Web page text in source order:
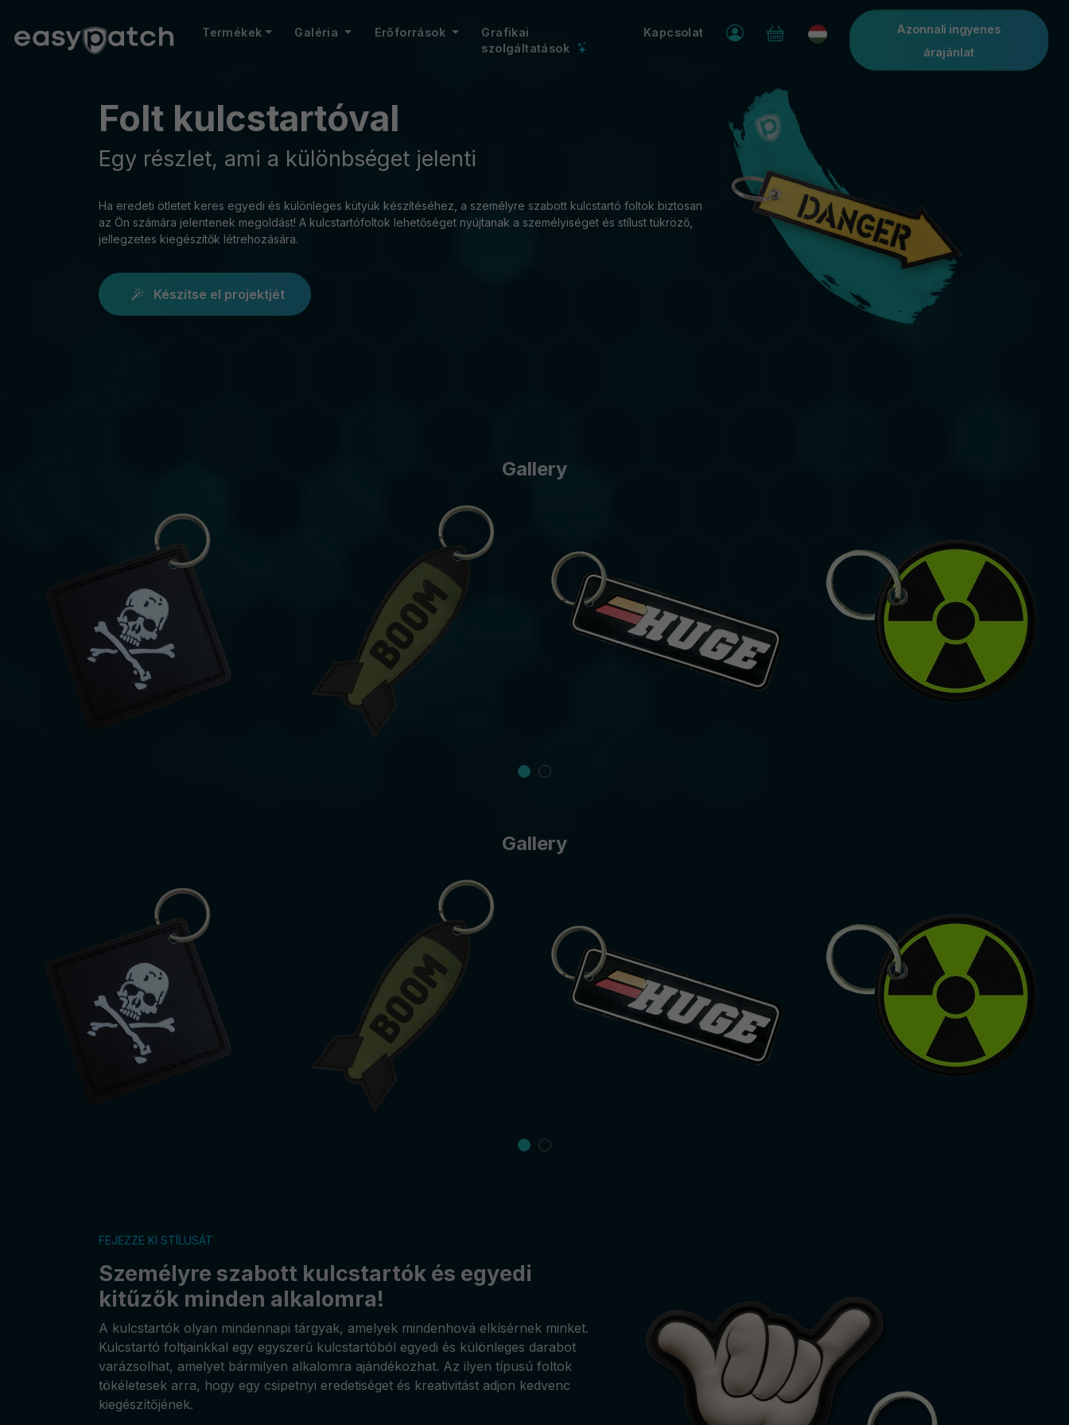
Termékek Galéria Erőforrások
Grafikai
szolgáltatások
Kapcsolat Azonnali ingyenes
árajánlat
Folt kulcstartóval
Egy részlet, ami a különbséget jelenti
Ha eredeti ötletet keres egyedi és különleges kütyük készítéséhez, a személyre szabott kulcstartó foltok biztosan
az Ön számára jelentenek megoldást! A kulcstartófoltok lehetőséget nyújtanak a személyiséget és stílust tükröző,
jellegzetes kiegészítők létrehozására.
Készítse el projektjét
Gallery
Gallery
FEJEZZE KI STÍLUSÁT
Személyre szabott kulcstartók és egyedi
kitűzők minden alkalomra!
A kulcstartók olyan mindennapi tárgyak, amelyek mindenhová elkísérnek minket.
Kulcstartó foltjainkkal egy egyszerű kulcstartóból egyedi és különleges darabot
varázsolhat, amelyet bármilyen alkalomra ajándékozhat. Az ilyen típusú foltok
tökéletesek arra, hogy egy csipetnyi eredetiséget és kreativitást adjon kedvenc
kiegészítőjének.